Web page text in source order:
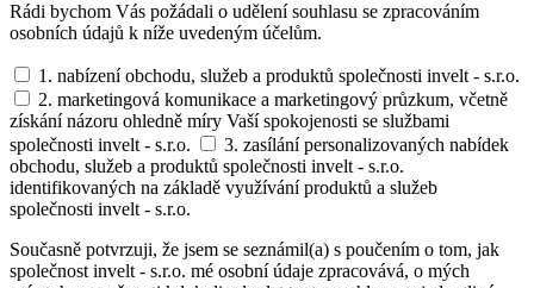
Rádi bychom Vás požádali o udělení souhlasu se zpracováním
osobních údajů k níže uvedeným účelům.
1. nabízení obchodu, služeb a produktů společnosti invelt - s.r.o.
2. marketingová komunikace a marketingový průzkum, včetně
získání názoru ohledně míry Vaší spokojenosti se službami
společnosti invelt - s.r.o.
3. zasílání personalizovaných nabídek
obchodu, služeb a produktů společnosti invelt - s.r.o.
identifikovaných na základě využívání produktů a služeb
společnosti invelt - s.r.o.
Současně potvrzuji, že jsem se seznámil(a) s poučením o tom, jak
společnost invelt - s.r.o. mé osobní údaje zpracovává, o mých